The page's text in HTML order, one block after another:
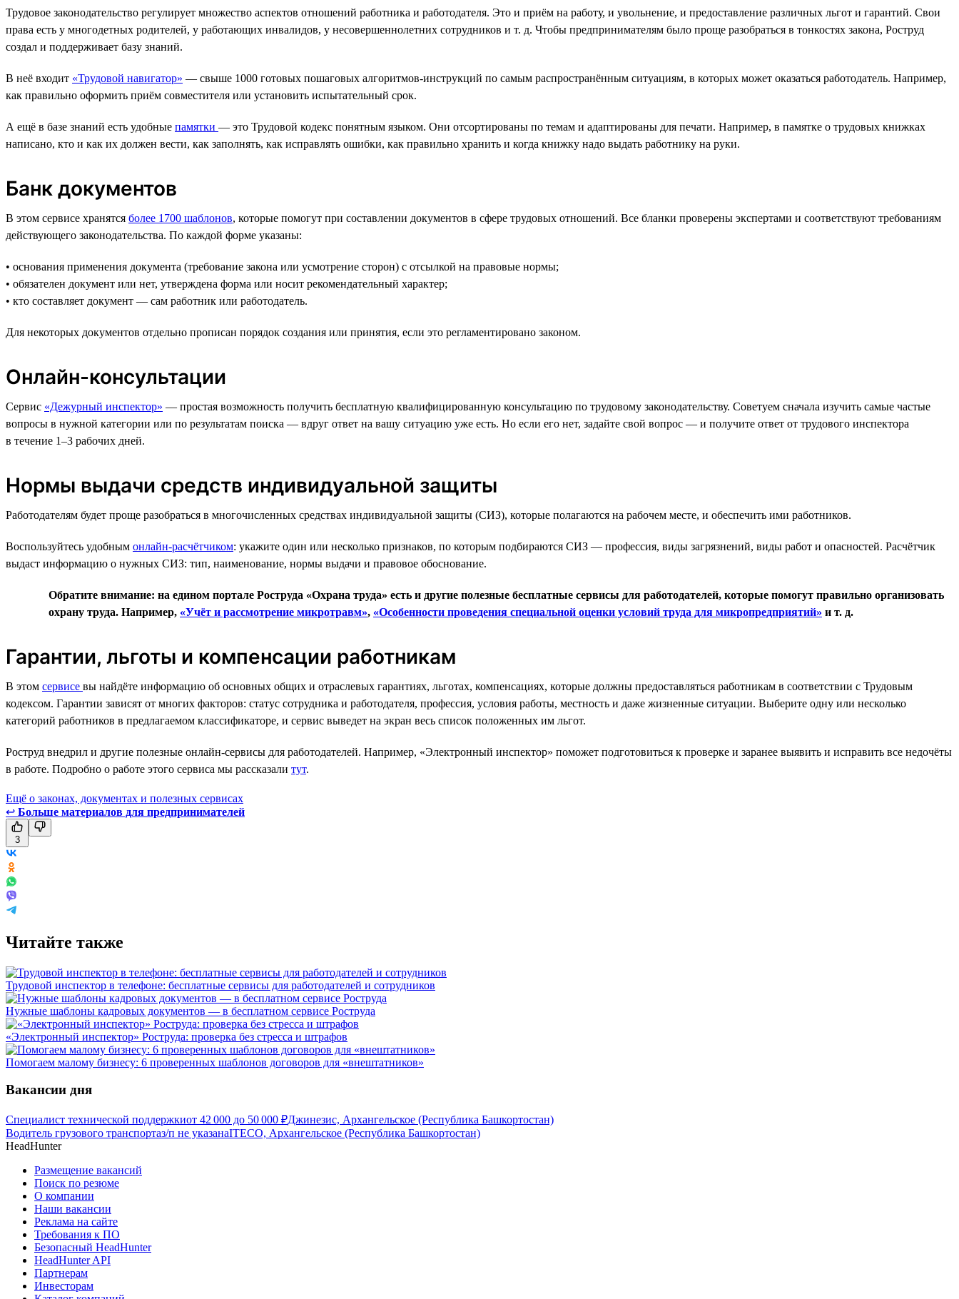
Трудовое законодательство регулирует множество аспектов отношений работника и работодателя. Это и приём на работу, и увольнение, и предоставление различных льгот и гарантий. Свои
права есть у многодетных родителей, у работающих инвалидов, у несовершеннолетних сотрудников и т. д. Чтобы предпринимателям было проще разобраться в тонкостях закона, Роструд
создал и поддерживает базу знаний.
В неё входит «Трудовой навигатор» — свыше 1000 готовых пошаговых алгоритмов-инструкций по самым распространённым ситуациям, в которых может оказаться работодатель. Например,
как правильно оформить приём совместителя или установить испытательный срок.
А ещё в базе знаний есть удобные памятки — это Трудовой кодекс понятным языком. Они отсортированы по темам и адаптированы для печати. Например, в памятке о трудовых книжках
написано, кто и как их должен вести, как заполнять, как исправлять ошибки, как правильно хранить и когда книжку надо выдать работнику на руки.
Банк документов
В этом сервисе хранятся более 1700 шаблонов, которые помогут при составлении документов в сфере трудовых отношений. Все бланки проверены экспертами и соответствуют требованиям
действующего законодательства. По каждой форме указаны:
• основания применения документа (требование закона или усмотрение сторон) с отсылкой на правовые нормы;
• обязателен документ или нет, утверждена форма или носит рекомендательный характер;
• кто составляет документ — сам работник или работодатель.
Для некоторых документов отдельно прописан порядок создания или принятия, если это регламентировано законом.
Онлайн-консультации
Сервис «Дежурный инспектор» — простая возможность получить бесплатную квалифицированную консультацию по трудовому законодательству. Советуем сначала изучить самые частые
вопросы в нужной категории или по результатам поиска — вдруг ответ на вашу ситуацию уже есть. Но если его нет, задайте свой вопрос — и получите ответ от трудового инспектора
в течение 1–3 рабочих дней.
Нормы выдачи средств индивидуальной защиты
Работодателям будет проще разобраться в многочисленных средствах индивидуальной защиты (СИЗ), которые полагаются на рабочем месте, и обеспечить ими работников.
Воспользуйтесь удобным онлайн-расчётчиком: укажите один или несколько признаков, по которым подбираются СИЗ — профессия, виды загрязнений, виды работ и опасностей. Расчётчик
выдаст информацию о нужных СИЗ: тип, наименование, нормы выдачи и правовое обоснование.
Обратите внимание: на едином портале Роструда «Охрана труда» есть и другие полезные бесплатные сервисы для работодателей, которые помогут правильно организовать
охрану труда. Например, «Учёт и рассмотрение микротравм», «Особенности проведения специальной оценки условий труда для микропредприятий» и т. д.
Гарантии, льготы и компенсации работникам
В этом сервисе вы найдёте информацию об основных общих и отраслевых гарантиях, льготах, компенсациях, которые должны предоставляться работникам в соответствии с Трудовым
кодексом. Гарантии зависят от многих факторов: статус сотрудника и работодателя, профессия, условия работы, местность и даже жизненные ситуации. Выберите одну или несколько
категорий работников в предлагаемом классификаторе, и сервис выведет на экран весь список положенных им льгот.
Роструд внедрил и другие полезные онлайн-сервисы для работодателей. Например, «Электронный инспектор» поможет подготовиться к проверке и заранее выявить и исправить все недочёты
в работе. Подробно о работе этого сервиса мы рассказали тут.
Ещё о законах, документах и полезных сервисах
↩ Больше материалов для предпринимателей
3
Читайте также
Трудовой инспектор в телефоне: бесплатные сервисы для работодателей и сотрудников
Нужные шаблоны кадровых документов — в бесплатном сервисе Роструда
«Электронный инспектор» Роструда: проверка без стресса и штрафов
Помогаем малому бизнесу: 6 проверенных шаблонов договоров для «внештатников»
Вакансии дня
Специалист технической поддержкиот 42 000 до 50 000 ₽Джинезис, Архангельское (Республика Башкортостан)
Водитель грузового транспортаз/п не указанаITECO, Архангельское (Республика Башкортостан)
HeadHunter
Размещение вакансий
Поиск по резюме
О компании
Наши вакансии
Реклама на сайте
Требования к ПО
Безопасный HeadHunter
HeadHunter API
Партнерам
Инвесторам